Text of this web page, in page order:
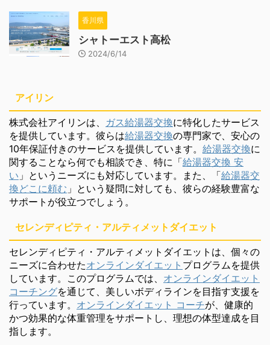
香川県
シャトーエスト高松
2024/6/14
アイリン
株式会社アイリンは、 ガス給湯器交換に特化したサービス
を提供しています。彼らは給湯器交換の専門家で、安心の
10年保証付きのサービスを提供しています。 給湯器交換に
関することなら何でも相談でき、特に「給湯器交換 安
い 」というニーズにも対応しています。また、「給湯器交
換どこに頼む 」という疑問に対しても、彼らの経験豊富な
サポートが役立つでしょう。
セレンディピティ・アルティメットダイエット
セレンディピティ・アルティメットダイエットは、個々の
ニーズに合わせたオンラインダイエット プログラムを提供
しています。このプログラムでは、 オンラインダイエット
コーチングを通じて、美しいボディラインを目指す支援を
行っています。 オンラインダイエット コーチが、健康的
かつ効果的な体重管理をサポートし、理想の体型達成を目
指します。